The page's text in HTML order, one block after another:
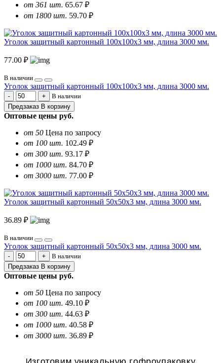
от 361 шт. 65.67 ₽
от 1800 шт. 59.70 ₽
Уголок защитный картонный 100х100х3 мм, длина 3000 мм.
77.00 ₽
В наличии
Уголок защитный картонный 100х100х3 мм, длина 3000 мм.
В наличии
Предзаказ В корзину
Оптовые цены руб.
от 50 Цена по запросу
от 100 шт. 102.49 ₽
от 300 шт. 93.17 ₽
от 1000 шт. 84.70 ₽
от 3000 шт. 77.00 ₽
Уголок защитный картонный 50х50х3 мм, длина 3000 мм.
36.89 ₽
В наличии
Уголок защитный картонный 50х50х3 мм, длина 3000 мм.
В наличии
Предзаказ В корзину
Оптовые цены руб.
от 50 Цена по запросу
от 100 шт. 49.10 ₽
от 300 шт. 44.63 ₽
от 1000 шт. 40.58 ₽
от 3000 шт. 36.89 ₽